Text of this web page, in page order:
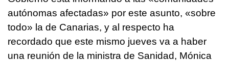
autónomas afectadas» por este asunto, «sobre
todo» la de Canarias, y al respecto ha
recordado que este mismo jueves va a haber
una reunión de la ministra de Sanidad, Mónica